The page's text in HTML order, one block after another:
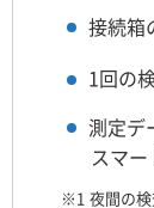
接続箱
1回の
測定デ
スマ
※1 夜間の